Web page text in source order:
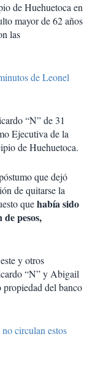
de Huehuetoca en
mayor de 62 años
las
de Leonel
“N” de 31
Ejecutiva de la
de Huehuetoca.
que dejó
de quitarse la
quehabía sido
pesos,
y otros
“N” y Abigail
propiedad del banco
circulan estos